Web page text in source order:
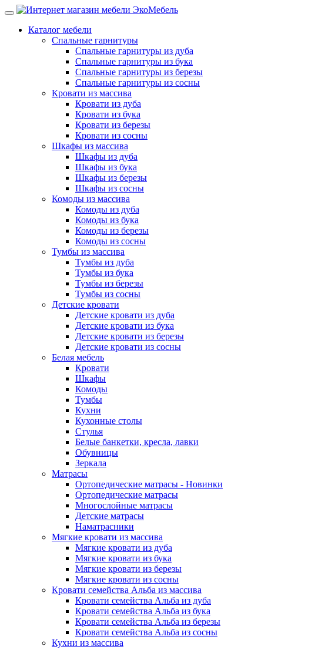
Каталог мебели
Спальные гарнитуры
Спальные гарнитуры из дуба
Спальные гарнитуры из бука
Спальные гарнитуры из березы
Спальные гарнитуры из сосны
Кровати из массива
Кровати из дуба
Кровати из бука
Кровати из березы
Кровати из сосны
Шкафы из массива
Шкафы из дуба
Шкафы из бука
Шкафы из березы
Шкафы из сосны
Комоды из массива
Комоды из дуба
Комоды из бука
Комоды из березы
Комоды из сосны
Тумбы из массива
Тумбы из дуба
Тумбы из бука
Тумбы из березы
Тумбы из сосны
Детские кровати
Детские кровати из дуба
Детские кровати из бука
Детские кровати из березы
Детские кровати из сосны
Белая мебель
Кровати
Шкафы
Комоды
Тумбы
Кухни
Кухонные столы
Стулья
Белые банкетки, кресла, лавки
Обувницы
Зеркала
Матрасы
Ортопедические матрасы - Новинки
Ортопедические матрасы
Многослойные матрасы
Детские матрасы
Наматрасники
Мягкие кровати из массива
Мягкие кровати из дуба
Мягкие кровати из бука
Мягкие кровати из березы
Мягкие кровати из сосны
Кровати семейства Альба из массива
Кровати семейства Альба из дуба
Кровати семейства Альба из бука
Кровати семейства Альба из березы
Кровати семейства Альба из сосны
Кухни из массива